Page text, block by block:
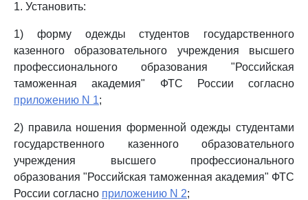
1. Установить:
1) форму одежды студентов государственного
казенного образовательного учреждения высшего
профессионального образования "Российская
таможенная академия" ФТС России согласно
приложению N 1;
2) правила ношения форменной одежды студентами
государственного казенного образовательного
учреждения высшего профессионального
образования "Российская таможенная академия" ФТС
России согласно приложению N 2;